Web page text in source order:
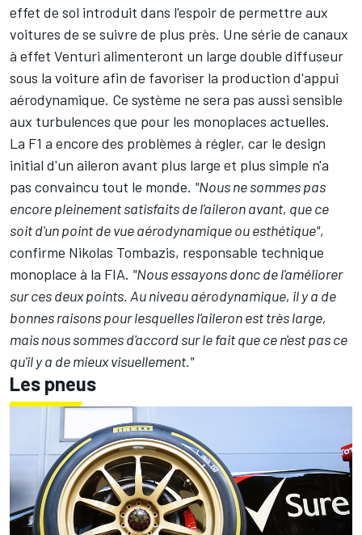
effet de sol introduit dans l'espoir de permettre aux
voitures de se suivre de plus près. Une série de canaux
à effet Venturi alimenteront un large double diffuseur
sous la voiture afin de favoriser la production d'appui
aérodynamique. Ce système ne sera pas aussi sensible
aux turbulences que pour les monoplaces actuelles.
La F1 a encore des problèmes à régler, car le design
initial d'un aileron avant plus large et plus simple n'a
pas convaincu tout le monde. "Nous ne sommes pas
encore pleinement satisfaits de l'aileron avant, que ce
soit d'un point de vue aérodynamique ou esthétique",
confirme Nikolas Tombazis, responsable technique
monoplace à la FIA. "Nous essayons donc de l'améliorer
sur ces deux points. Au niveau aérodynamique, il y a de
bonnes raisons pour lesquelles l'aileron est très large,
mais nous sommes d'accord sur le fait que ce n'est pas ce
qu'il y a de mieux visuellement."
Les pneus